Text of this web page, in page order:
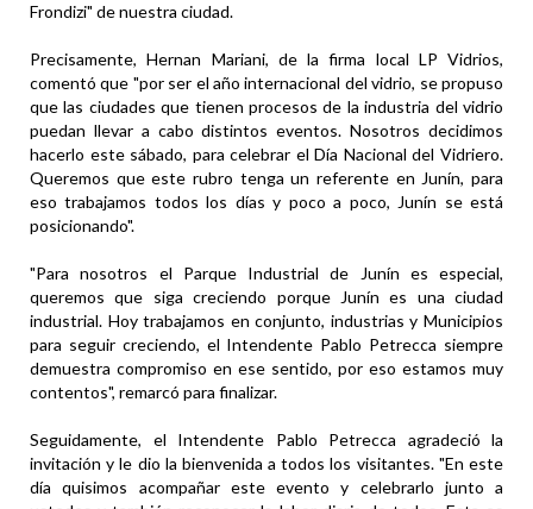
Frondizi" de nuestra ciudad.
Precisamente, Hernan Mariani, de la firma local LP Vidrios,
comentó que "por ser el año internacional del vidrio, se propuso
que las ciudades que tienen procesos de la industria del vidrio
puedan llevar a cabo distintos eventos. Nosotros decidimos
hacerlo este sábado, para celebrar el Día Nacional del Vidriero.
Queremos que este rubro tenga un referente en Junín, para
eso trabajamos todos los días y poco a poco, Junín se está
posicionando".
"Para nosotros el Parque Industrial de Junín es especial,
queremos que siga creciendo porque Junín es una ciudad
industrial. Hoy trabajamos en conjunto, industrias y Municipios
para seguir creciendo, el Intendente Pablo Petrecca siempre
demuestra compromiso en ese sentido, por eso estamos muy
contentos", remarcó para finalizar.
Seguidamente, el Intendente Pablo Petrecca agradeció la
invitación y le dio la bienvenida a todos los visitantes. "En este
día quisimos acompañar este evento y celebrarlo junto a